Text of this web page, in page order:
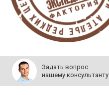
Задать вопрос
нашему консультанту